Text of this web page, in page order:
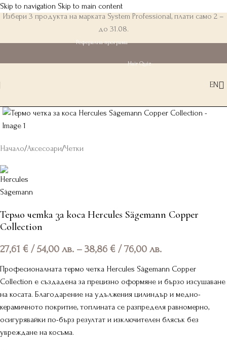
Skip to navigation Skip to main content
Избери 3 продукта на марката System Professional, плати само 2 –
до 31.08.
Реферална програма
Hair Quiz
EN
Начало/Аксесоари/Четки
Термо четка за коса Hercules Sägemann Copper
Collection
27,61 € / 54,00 лв. – 38,86 € / 76,00 лв.
Професионалната термо четка Hercules Sägemann Copper
Collection е създадена за прецизно оформяне и бързо изсушаване
на косата. Благодарение на удължения цилиндър и медно-
керамичното покритие, топлината се разпределя равномерно,
осигурявайки по-бърз резултат и изключителен блясък без
увреждане на косъма.